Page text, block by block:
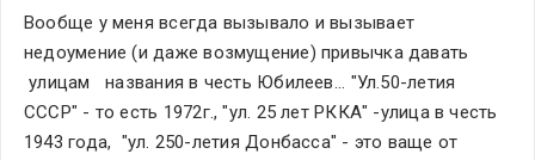
Вообще у меня всегда вызывало и вызывает
недоумение (и даже возмущение) привычка давать
улицам   названия в честь Юбилеев... "Ул.50-летия
СССР" - то есть 1972г., "ул. 25 лет РККА" -улица в честь
1943 года,  "ул. 250-летия Донбасса" - это ваще от